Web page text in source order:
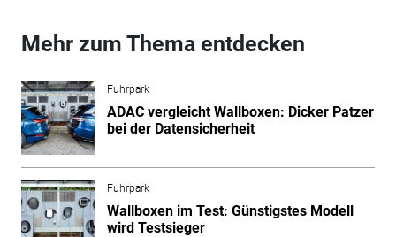
Mehr zum Thema entdecken
Fuhrpark
ADAC vergleicht Wallboxen: Dicker Patzer
bei der Datensicherheit
Fuhrpark
Wallboxen im Test: Günstigstes Modell
wird Testsieger